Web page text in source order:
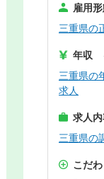
雇用
三重県の
年収
三重県の
求人
求人
三重県の
こだ